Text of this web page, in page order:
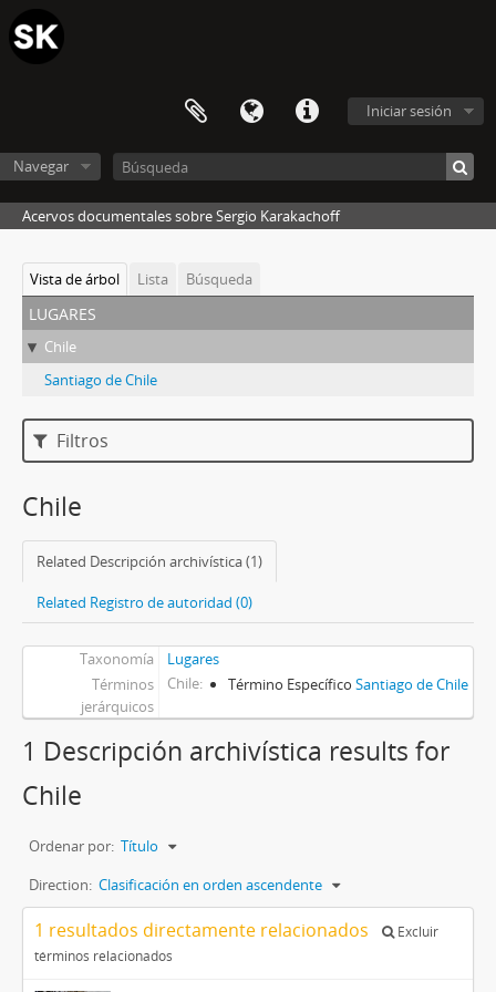
Iniciar sesión
Navegar
Acervos documentales sobre Sergio Karakachoff
Vista de árbol Lista Búsqueda
lugares
Chile
Santiago de Chile
Filtros
Chile
Related Descripción archivística (1)
Related Registro de autoridad (0)
Taxonomía
Lugares
Términos
jerárquicos
Chile Término Específico Santiago de Chile
1 Descripción archivística results for
Chile
Ordenar por: Título
Direction: Clasificación en orden ascendente
1 resultados directamente relacionados
Excluir
términos relacionados